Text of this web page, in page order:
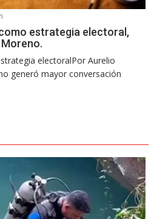
estrategia electoral,
electoralPor Aurelio
generó mayor conversación